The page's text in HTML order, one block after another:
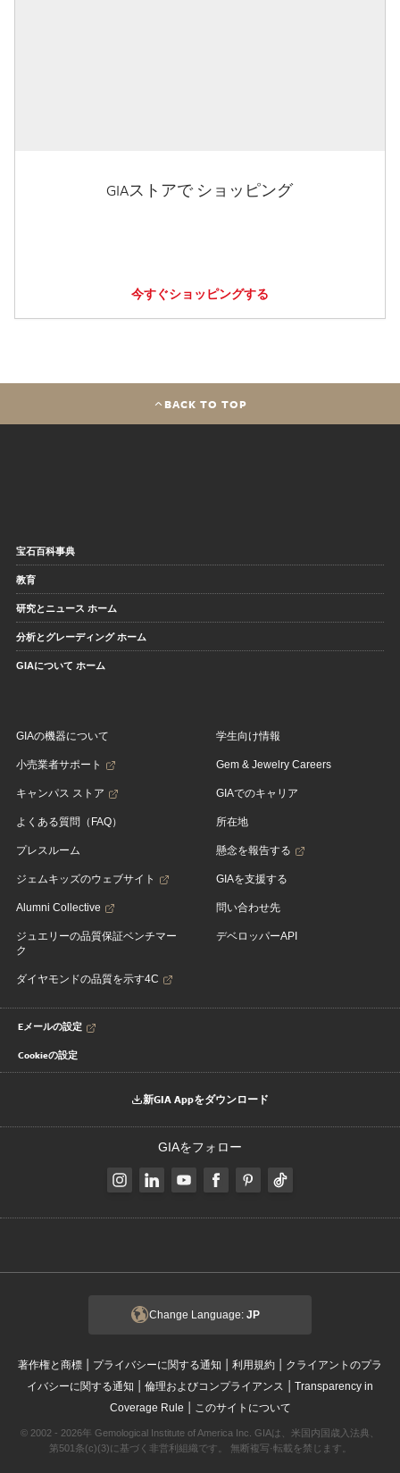
GIAストアで ショッピング
今すぐショッピングする
BACK TO TOP
宝石百科事典
教育
研究とニュース ホーム
分析とグレーディング ホーム
GIAについて ホーム
GIAの機器について
小売業者サポート
キャンパス ストア
よくある質問（FAQ）
プレスルーム
ジェムキッズのウェブサイト
Alumni Collective
ジュエリーの品質保証ベンチマー
ク
ダイヤモンドの品質を示す4C
学生向け情報
Gem & Jewelry Careers
GIAでのキャリア
所在地
懸念を報告する
GIAを支援する
問い合わせ先
デベロッパーAPI
Eメールの設定
Cookieの設定
新GIA Appをダウンロード
GIAをフォロー
Change Language: JP
著作権と商標 | プライバシーに関する通知 | 利用規約 | クライアントのプラ
イバシーに関する通知 | 倫理およびコンプライアンス | Transparency in
Coverage Rule | このサイトについて
© 2002 - 2026年 Gemological Institute of America Inc. GIAは、米国内国歳入法典、
第501条(c)(3)に基づく非営利組織です。 無断複写·転載を禁じます。